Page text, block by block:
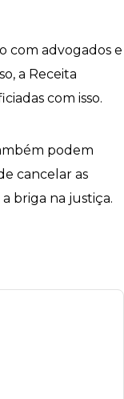
com advogados e
a Receita
com isso.
podem
cancelar as
briga na justiça.